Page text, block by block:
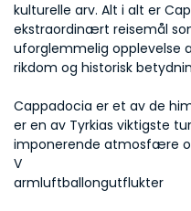
kulturelle arv. Alt i alt er
ekstraordinært reisemål
uforglemmelig opplevelse
rikdom og historisk
Cappadocia er et av de
er en av Tyrkias viktigste
imponerende atmosfære
V
armluftballongutflukter